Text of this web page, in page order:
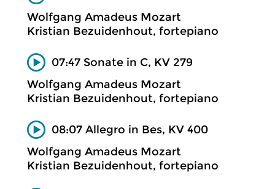
Wolfgang Amadeus Mozart
Kristian Bezuidenhout, fortepiano
07:47 Sonate in C, KV 279
Wolfgang Amadeus Mozart
Kristian Bezuidenhout, fortepiano
08:07 Allegro in Bes, KV 400
Wolfgang Amadeus Mozart
Kristian Bezuidenhout, fortepiano